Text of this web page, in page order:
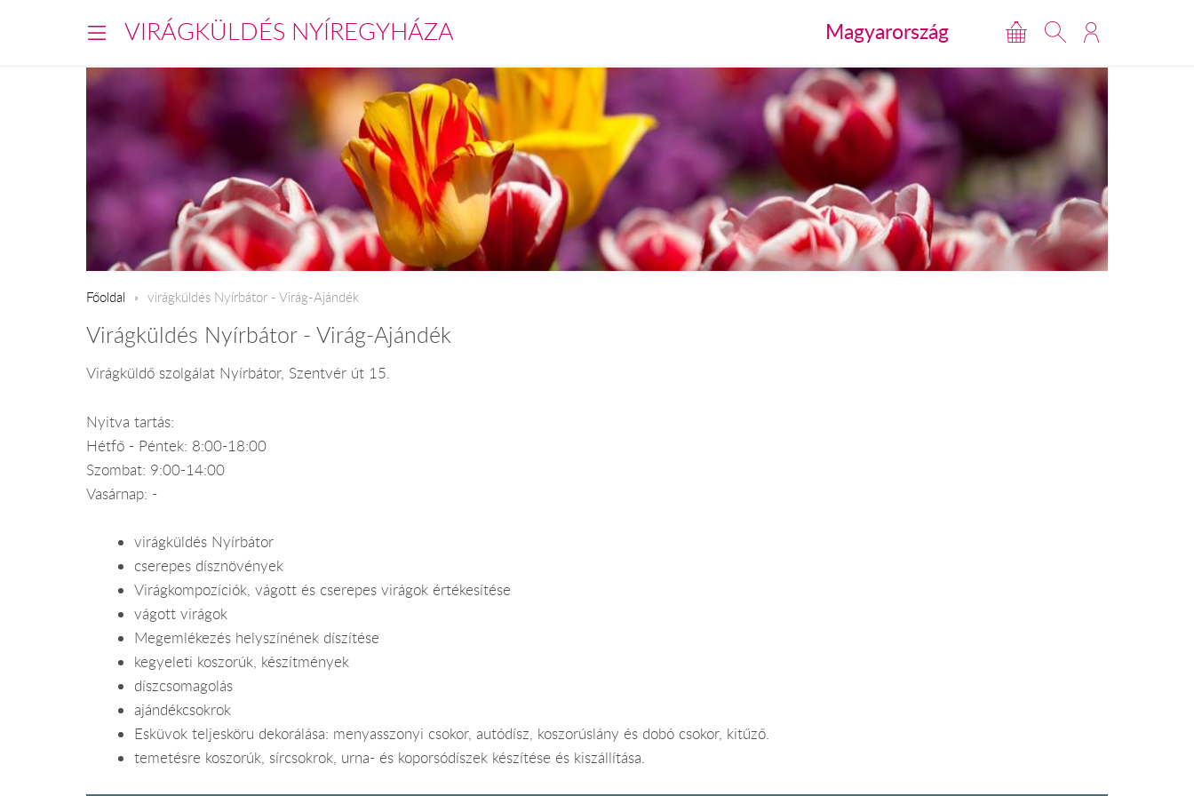
VIRÁGKÜLDÉS NYÍREGYHÁZA Magyarország
Főoldal virágküldés Nyírbátor - Virág-Ajándék
Virágküldés Nyírbátor - Virág-Ajándék
Virágküldő szolgálat Nyírbátor, Szentvér út 15.
Nyitva tartás:
Hétfő - Péntek: 8:00-18:00
Szombat: 9:00-14:00
Vasárnap: -
virágküldés Nyírbátor
cserepes dísznövények
Virágkompozíciók, vágott és cserepes virágok értékesítése
vágott virágok
Megemlékezés helyszínének díszítése
kegyeleti koszorúk, készítmények
díszcsomagolás
ajándékcsokrok
Esküvok teljesköru dekorálása: menyasszonyi csokor, autódísz, koszorúslány és dobó csokor, kitűző.
temetésre koszorúk, sírcsokrok, urna- és koporsódíszek készítése és kiszállítása.